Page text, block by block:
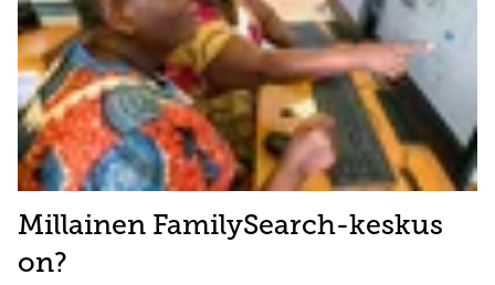
Millainen FamilySearch-keskus
on?